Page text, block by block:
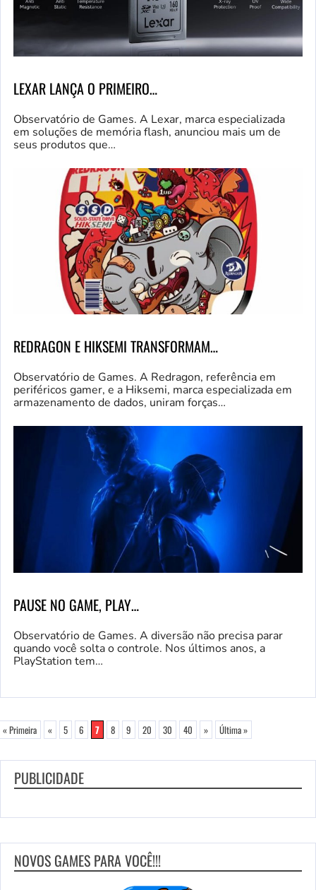
LEXAR LANÇA O PRIMEIRO…
Observatório de Games. A Lexar, marca especializada
em soluções de memória flash, anunciou mais um de
seus produtos que…
REDRAGON E HIKSEMI TRANSFORMAM…
Observatório de Games. A Redragon, referência em
periféricos gamer, e a Hiksemi, marca especializada em
armazenamento de dados, uniram forças…
PAUSE NO GAME, PLAY…
Observatório de Games. A diversão não precisa parar
quando você solta o controle. Nos últimos anos, a
PlayStation tem…
« Primeira « 5 6 7 8 9 20 30 40 » Última »
PUBLICIDADE
NOVOS GAMES PARA VOCÊ!!!